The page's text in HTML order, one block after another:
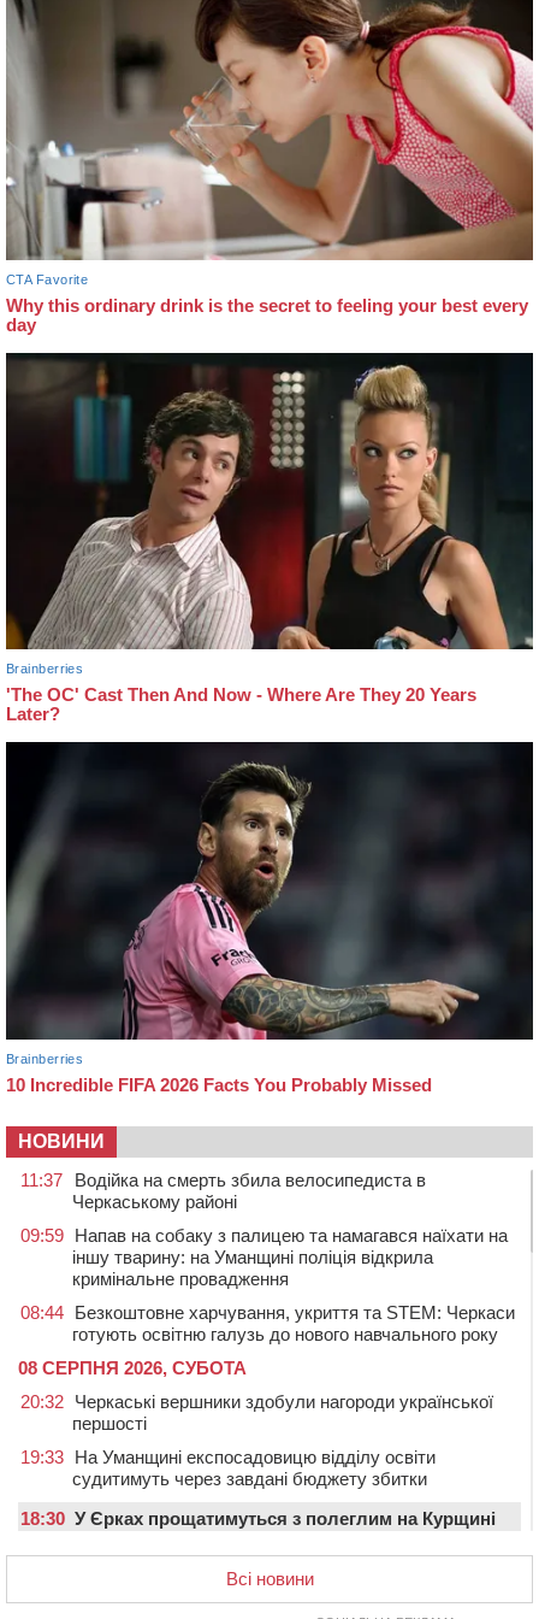
НОВИНИ
11:37
Водійка на смерть збила велосипедиста в
Черкаському районі
09:59 Напав на собаку з палицею та намагався наїхати на
іншу тварину: на Уманщині поліція відкрила
кримінальне провадження
08:44 Безкоштовне харчування, укриття та STEM: Черкаси
готують освітню галузь до нового навчального року
08 СЕРПНЯ 2026, СУБОТА
20:32 Черкаські вершники здобули нагороди української
першості
19:33 На Уманщині експосадовицю відділу освіти
судитимуть через завдані бюджету збитки
18:30 У Єрках прощатимуться з полеглим на Курщині
Апеляційний суд підтвердив стягнення майже 250
тис. грн шкоди за незаконний вилов риби
Всі новини